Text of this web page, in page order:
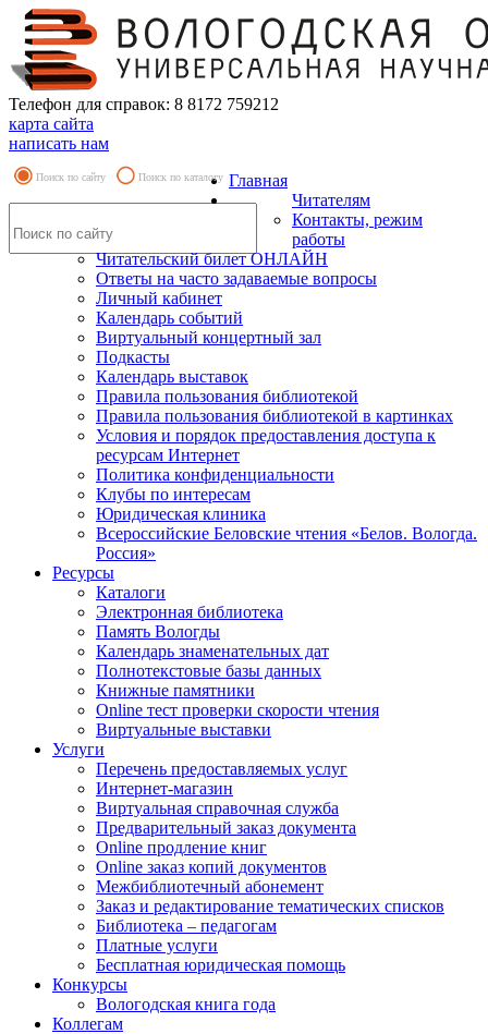
Телефон для справок: 8 8172 759212
карта сайта
написать нам
Поиск по сайту Поиск по каталогу Главная
Читателям
Контакты, режим
работы
Читательский билет ОНЛАЙН
Ответы на часто задаваемые вопросы
Личный кабинет
Календарь событий
Виртуальный концертный зал
Подкасты
Календарь выставок
Правила пользования библиотекой
Правила пользования библиотекой в картинках
Условия и порядок предоставления доступа к
ресурсам Интернет
Политика конфиденциальности
Клубы по интересам
Юридическая клиника
Всероссийские Беловские чтения «Белов. Вологда.
Россия»
Ресурсы
Каталоги
Электронная библиотека
Память Вологды
Календарь знаменательных дат
Полнотекстовые базы данных
Книжные памятники
Online тест проверки скорости чтения
Виртуальные выставки
Услуги
Перечень предоставляемых услуг
Интернет-магазин
Виртуальная справочная служба
Предварительный заказ документа
Online продление книг
Online заказ копий документов
Межбиблиотечный абонемент
Заказ и редактирование тематических списков
Библиотека – педагогам
Платные услуги
Бесплатная юридическая помощь
Конкурсы
Вологодская книга года
Коллегам